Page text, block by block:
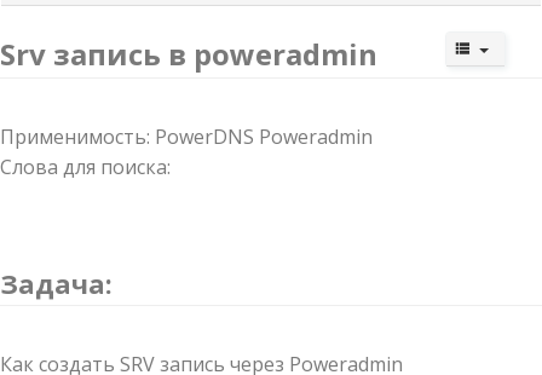
Srv запись в poweradmin
Применимость: PowerDNS Poweradmin
Слова для поиска:
Задача:
Как создать SRV запись через Poweradmin